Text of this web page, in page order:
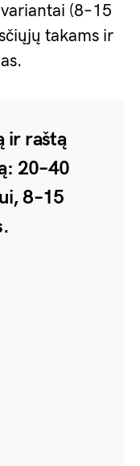
(8–15
takams ir
ir raštą
20–40
8–15